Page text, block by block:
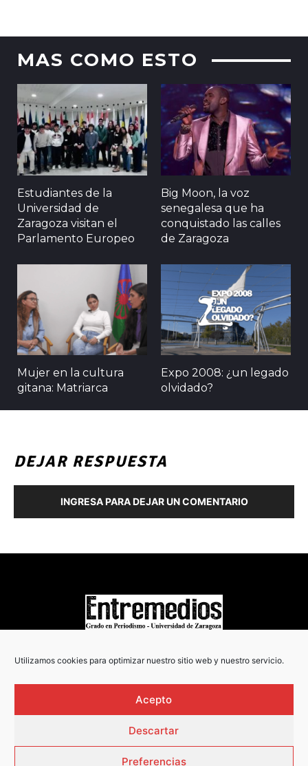
Utilizamos cookies para optimizar nuestro sitio web y nuestro servicio.
Acepto
Descartar
Preferencias
MAS COMO ESTO
Estudiantes de la
Universidad de
Zaragoza visitan el
Parlamento Europeo
Big Moon, la voz
senegalesa que ha
conquistado las calles
de Zaragoza
Mujer en la cultura
gitana: Matriarca
Expo 2008: ¿un legado
olvidado?
DEJAR RESPUESTA
INGRESA PARA DEJAR UN COMENTARIO